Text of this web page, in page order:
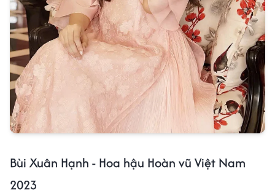
Bùi Xuân Hạnh - Hoa hậu Hoàn vũ Việt Nam
2023